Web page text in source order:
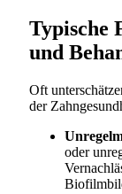
Typische
und
Oft
der
oder